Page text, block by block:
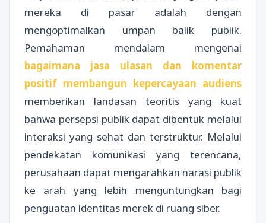
mereka di pasar adalah dengan
mengoptimalkan umpan balik publik.
Pemahaman mendalam mengenai
bagaimana jasa ulasan dan komentar
positif membangun kepercayaan audiens
memberikan landasan teoritis yang kuat
bahwa persepsi publik dapat dibentuk melalui
interaksi yang sehat dan terstruktur. Melalui
pendekatan komunikasi yang terencana,
perusahaan dapat mengarahkan narasi publik
ke arah yang lebih menguntungkan bagi
penguatan identitas merek di ruang siber.